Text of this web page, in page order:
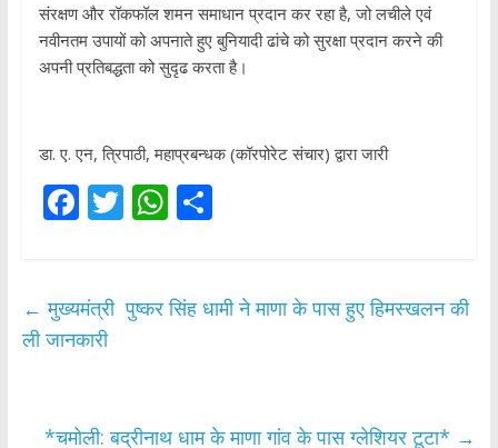
संरक्षण और रॉकफॉल शमन समाधान प्रदान कर रहा है, जो लचीले एवं
नवीनतम उपायों को अपनाते हुए बुनियादी ढांचे को सुरक्षा प्रदान करने की
अपनी प्रतिबद्धता को सुदृढ करता है।
डा. ए. एन, त्रिपाठी, महाप्रबन्‍धक (कॉरपोरेट संचार) द्वारा जारी
F
b
o
k
T
er
W
s
S
e
← मुख्यमंत्री पुष्कर सिंह धामी ने माणा के पास हुए हिमस्खलन की
ली जानकारी
*चमोली: बद्रीनाथ धाम के माणा गांव के पास ग्लेशियर टूटा* →